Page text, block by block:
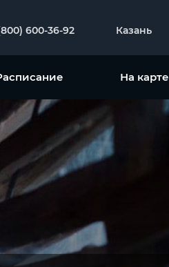
600-36-92 Казань
На карте